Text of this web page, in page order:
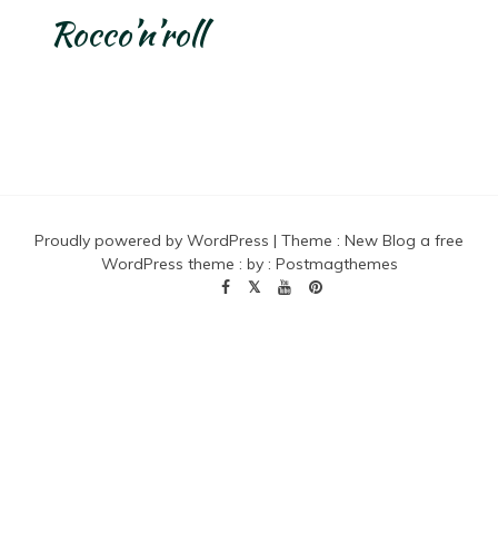
Rocco’n’roll
Proudly powered by WordPress | Theme : New Blog a free
WordPress theme : by : Postmagthemes